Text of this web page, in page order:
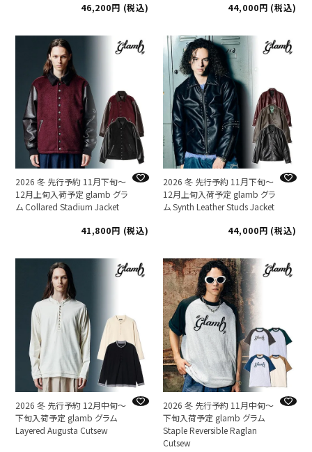
46,200
税込
44,000
税込
2026 冬 先行予約 11月下旬～
12月上旬入荷予定 glamb グラ
ム Collared Stadium Jacket
41,800
税込
2026 冬 先行予約 11月下旬～
12月上旬入荷予定 glamb グラ
ム Synth Leather Studs Jacket
44,000
税込
2026 冬 先行予約 12月中旬～
下旬入荷予定 glamb グラム
Layered Augusta Cutsew
2026 冬 先行予約 11月中旬～
下旬入荷予定 glamb グラム
Staple Reversible Raglan
Cutsew